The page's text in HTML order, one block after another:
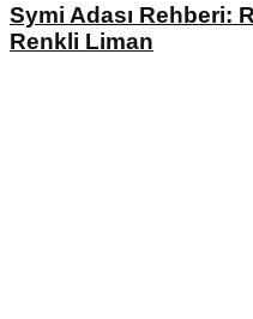
Symi Adası Rehberi:
Renkli Liman